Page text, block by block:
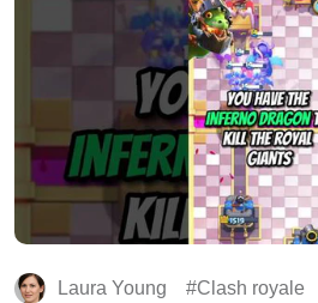
Laura Young Clash royale